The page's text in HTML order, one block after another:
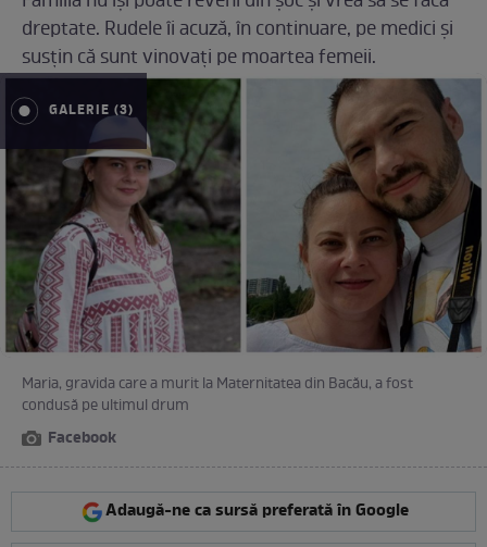
dreptate. Rudele îi acuză, în continuare, pe medici și
susțin că sunt vinovați pe moartea femeii.
GALERIE (3)
Maria, gravida care a murit la Maternitatea din Bacău, a fost
condusă pe ultimul drum
Facebook
Adaugă-ne ca sursă preferată în Google